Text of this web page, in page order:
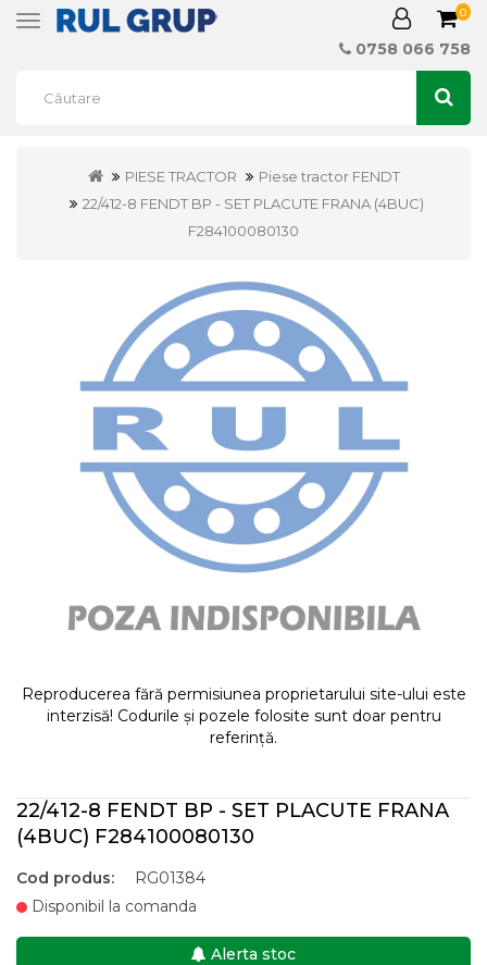
Toggle
0
0758 066 758
PIESE TRACTOR
Piese tractor FENDT
22/412-8 FENDT BP - SET PLACUTE FRANA (4BUC)
F284100080130
Reproducerea fără permisiunea proprietarului site-ului este
interzisă! Codurile și pozele folosite sunt doar pentru
referință.
22/412-8 FENDT BP - SET PLACUTE FRANA
(4BUC) F284100080130
Cod produs:
RG01384
Disponibil la comanda
Alerta stoc